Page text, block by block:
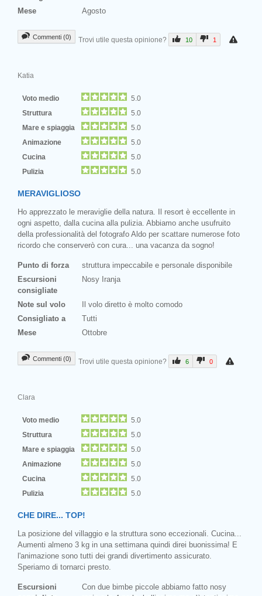
Mese
Agosto
Commenti (0) Trovi utile questa opinione? 10 1
Katia
Voto medio
5.0
Struttura
5.0
Mare e spiaggia
5.0
Animazione
5.0
Cucina
5.0
Pulizia
5.0
MERAVIGLIOSO
Ho apprezzato le meraviglie della natura. Il resort è eccellente in
ogni aspetto, dalla cucina alla pulizia. Abbiamo anche usufruito
della professionalità del fotografo Aldo per scattare numerose foto
ricordo che conserverò con cura... una vacanza da sogno!
Punto di forza
struttura impeccabile e personale disponibile
Escursioni
consigliate
Nosy Iranja
Note sul volo
Il volo diretto è molto comodo
Consigliato a
Tutti
Mese
Ottobre
Commenti (0) Trovi utile questa opinione? 6 0
Clara
Voto medio
5.0
Struttura
5.0
Mare e spiaggia
5.0
Animazione
5.0
Cucina
5.0
Pulizia
5.0
CHE DIRE... TOP!
La posizione del villaggio e la struttura sono eccezionali. Cucina...
Aumenti almeno 3 kg in una settimana quindi direi buonissima! E
l'animazione sono tutti dei grandi divertimento assicurato.
Speriamo di tornarci presto.
Escursioni
Con due bimbe piccole abbiamo fatto nosy